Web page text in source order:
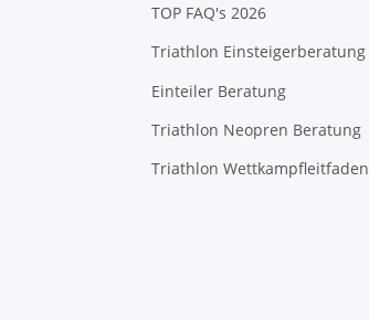
TOP FAQ's 2026
Triathlon Einsteigerberatung
Einteiler Beratung
Triathlon Neopren Beratung
Triathlon Wettkampfleitfaden